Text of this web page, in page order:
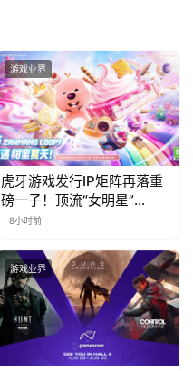
游戏业界
虎牙游戏发行IP矩阵再落重
磅一子！顶流“女明星”
ZANMANG LOOPY 正版3D
曝光
8小时前
游戏业界